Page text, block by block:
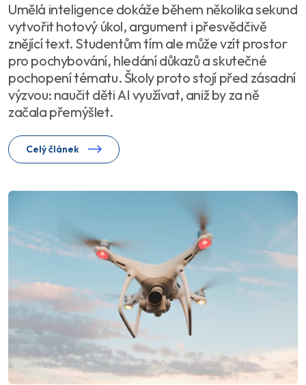
Umělá inteligence dokáže během několika sekund
vytvořit hotový úkol, argument i přesvědčivě
znějící text. Studentům tím ale může vzít prostor
pro pochybování, hledání důkazů a skutečné
pochopení tématu. Školy proto stojí před zásadní
výzvou: naučit děti AI využívat, aniž by za ně
začala přemýšlet.
Celý článek